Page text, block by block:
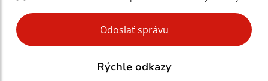
Google reCaptcha Response
Odoslať správu
Rýchle odkazy